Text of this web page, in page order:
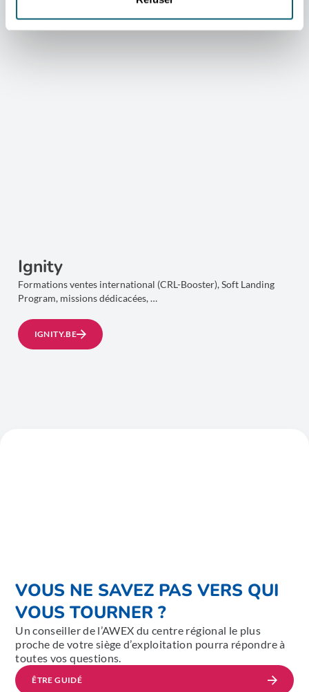
Ignity
Formations ventes international (CRL-Booster), Soft Landing
Program, missions dédicacées, …
IGNITY.BE
VOUS NE SAVEZ PAS VERS QUI
VOUS TOURNER ?
Un conseiller de l’AWEX du centre régional le plus
proche de votre siège d’exploitation pourra répondre à
toutes vos questions.
ÊTRE GUIDÉ